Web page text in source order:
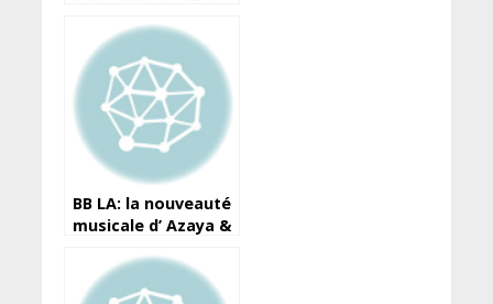
Lil Kheitty. by 피망머
니상
BB LA: la nouveauté
musicale d’ Azaya &
est disponible (à
écouter)